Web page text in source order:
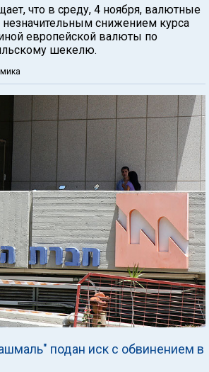
что в среду, 4 ноября, валютные
снижением курса
европейской валюты по
шекелю.
подан иск с обвинением в